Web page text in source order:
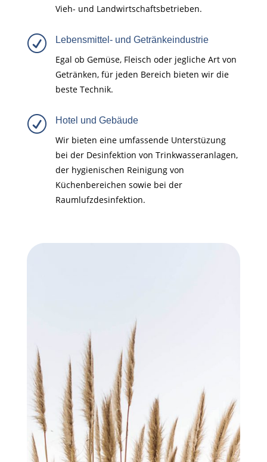
Vieh- und Landwirtschaftsbetrieben.
R Lebensmittel- und Getränkeindustrie
Egal ob Gemüse, Fleisch oder jegliche Art von
Getränken, für jeden Bereich bieten wir die
beste Technik.
R Hotel und Gebäude
Wir bieten eine umfassende Unterstüzung
bei der Desinfektion von Trinkwasseranlagen,
der hygienischen Reinigung von
Küchenbereichen sowie bei der
Raumlufzdesinfektion.